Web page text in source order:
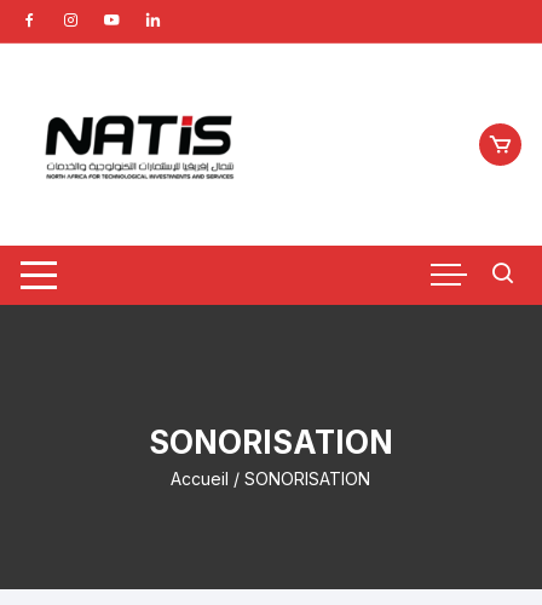
Aller
au
SONORISATION
Accueil / SONORISATION